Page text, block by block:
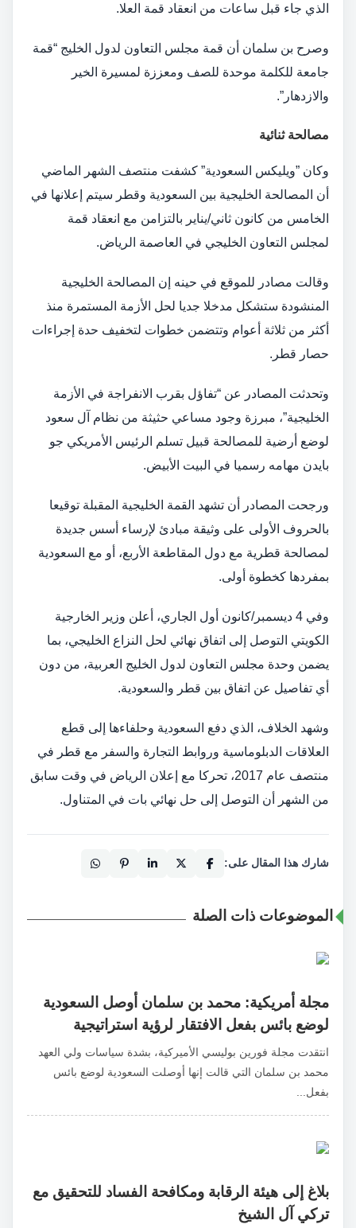
الذي جاء قبل ساعات من انعقاد قمة العلا.
وصرح بن سلمان أن قمة مجلس التعاون لدول الخليج “قمة
جامعة للكلمة موحدة للصف ومعززة لمسيرة الخير
والازدهار”.
مصالحة ثنائية
وكان ”ويليكس السعودية” كشفت منتصف الشهر الماضي
أن المصالحة الخليجية بين السعودية وقطر سيتم إعلانها في
الخامس من كانون ثاني/يناير بالتزامن مع انعقاد قمة
لمجلس التعاون الخليجي في العاصمة الرياض.
وقالت مصادر للموقع في حينه إن المصالحة الخليجية
المنشودة ستشكل مدخلا جديا لحل الأزمة المستمرة منذ
أكثر من ثلاثة أعوام وتتضمن خطوات لتخفيف حدة إجراءات
حصار قطر.
وتحدثت المصادر عن “تفاؤل بقرب الانفراجة في الأزمة
الخليجية”، مبرزة وجود مساعي حثيثة من نظام آل سعود
لوضع أرضية للمصالحة قبيل تسلم الرئيس الأمريكي جو
بايدن مهامه رسميا في البيت الأبيض.
ورجحت المصادر أن تشهد القمة الخليجية المقبلة توقيعا
بالحروف الأولى على وثيقة مبادئ لإرساء أسس جديدة
لمصالحة قطرية مع دول المقاطعة الأربع، أو مع السعودية
بمفردها كخطوة أولى.
وفي 4 ديسمبر/كانون أول الجاري، أعلن وزير الخارجية
الكويتي التوصل إلى اتفاق نهائي لحل النزاع الخليجي، بما
يضمن وحدة مجلس التعاون لدول الخليج العربية، من دون
أي تفاصيل عن اتفاق بين قطر والسعودية.
وشهد الخلاف، الذي دفع السعودية وحلفاءها إلى قطع
العلاقات الدبلوماسية وروابط التجارة والسفر مع قطر في
منتصف عام 2017، تحركا مع إعلان الرياض في وقت سابق
من الشهر أن التوصل إلى حل نهائي بات في المتناول.
شارك هذا المقال على:
الموضوعات ذات الصلة
مجلة أمريكية: محمد بن سلمان أوصل السعودية
لوضع بائس بفعل الافتقار لرؤية استراتيجية
انتقدت مجلة فورين بوليسي الأميركية، بشدة سياسات ولي العهد
محمد بن سلمان التي قالت إنها أوصلت السعودية لوضع بائس
بفعل...
بلاغ إلى هيئة الرقابة ومكافحة الفساد للتحقيق مع
تركي آل الشيخ